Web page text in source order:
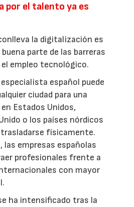
por el talento ya es
la digitalización es
parte de las barreras
empleo tecnológico.
español puede
ciudad para una
Estados Unidos,
o los países nórdicos
físicamente.
las empresas españolas
profesionales frente a
con mayor
ha intensificado tras la